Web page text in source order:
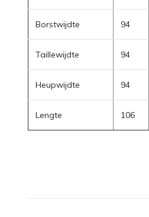
Borstwijdte 94
Taillewijdte 94
Heupwijdte 94
Lengte 106